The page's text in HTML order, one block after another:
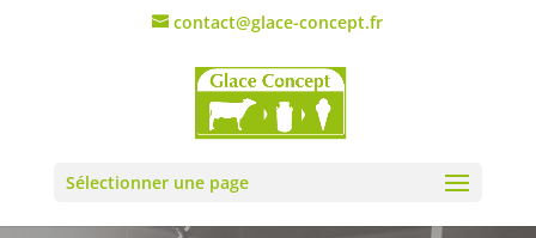
contact@glace-concept.fr
Sélectionner une page